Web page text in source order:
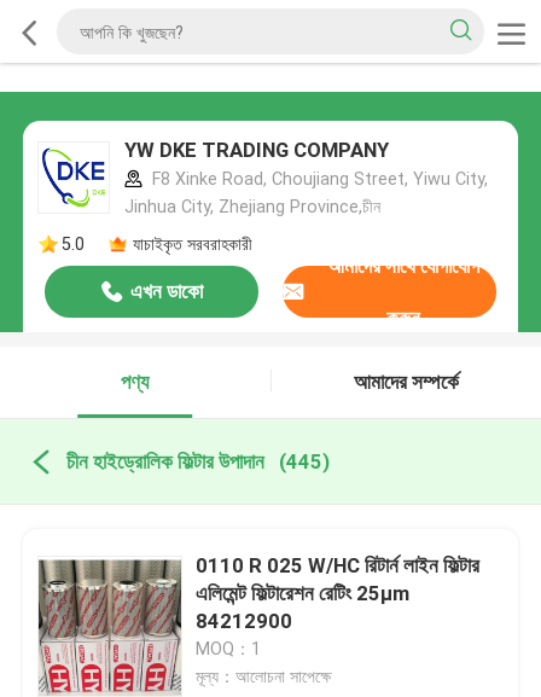
YW DKE TRADING COMPANY
F8 Xinke Road, Choujiang Street, Yiwu City,
Jinhua City, Zhejiang Province,চীন
5.0
যাচাইকৃত সরবরাহকারী
এখন ডাকো
আমাদের সাথে যোগাযোগ
করুন
পণ্য আমাদের সম্পর্কে
চীন হাইড্রোলিক ফিল্টার উপাদান (445)
0110 R 025 W/HC রিটার্ন লাইন ফিল্টার
এলিমেন্ট ফিল্টারেশন রেটিং 25μm
84212900
MOQ：1
মূল্য：আলোচনা সাপেক্ষে